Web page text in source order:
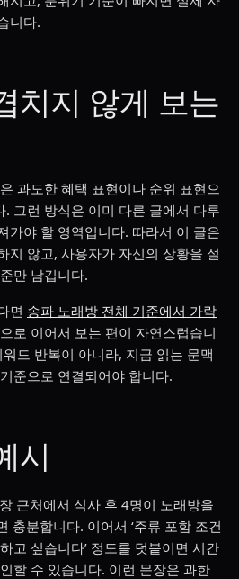
니다.
치지 않게 보는
과도한 혜택 표현이나 순위 표현으
그런 방식은 이미 다른 글에서 다루
가야 할 영역입니다. 따라서 이 글은
지 않고, 사용자가 자신의 상황을 설
만 남깁니다.
면 송파 노래방 전체 기준에서 가락
로 이어서 보는 편이 자연스럽습니
드 반복이 아니라, 지금 읽는 문맥
준으로 연결되어야 합니다.
시
근처에서 식사 후 4명이 노래방을
충분합니다. 이어서 ‘주류 포함 조건
고 싶습니다’ 정도를 덧붙이면 시간
할 수 있습니다. 이런 문장은 과한